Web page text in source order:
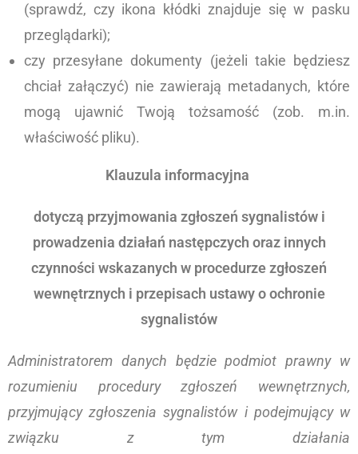
(sprawdź, czy ikona kłódki znajduje się w pasku
przeglądarki);
czy przesyłane dokumenty (jeżeli takie będziesz
chciał załączyć) nie zawierają metadanych, które
mogą ujawnić Twoją tożsamość (zob. m.in.
właściwość pliku).
Klauzula informacyjna
dotyczą przyjmowania zgłoszeń sygnalistów i
prowadzenia działań następczych oraz innych
czynności wskazanych w procedurze zgłoszeń
wewnętrznych i przepisach ustawy o ochronie
sygnalistów
Administratorem danych będzie podmiot prawny w
rozumieniu procedury zgłoszeń wewnętrznych,
przyjmujący zgłoszenia sygnalistów i podejmujący w
związku z tym działania